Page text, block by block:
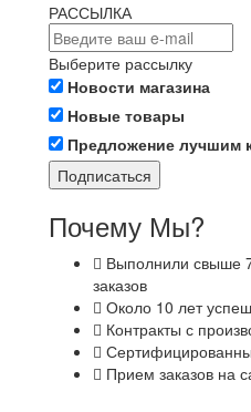
РАССЫЛКА
Выберите рассылку
Новости магазина
Новые товары
Предложение лучшим
Подписаться
Почему Мы?
Выполнили свыше
заказов
Около 10 лет
Контракты с
Прием заказов на